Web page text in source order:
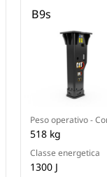
B9s
Peso operativo -
518 kg
Classe energetica
1300 J